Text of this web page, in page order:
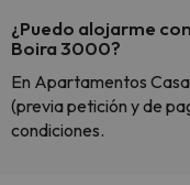
¿Puedo alojarme
Boira 3000?
En Apartamentos
(previa petición y de
condiciones.